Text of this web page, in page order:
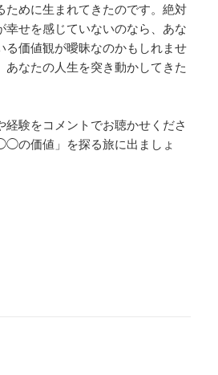
ために生まれてきたのです。絶対
幸せを感じていないのなら、あな
る価値観が曖昧なのかもしれませ
あなたの人生を突き動かしてきた
経験をコメントでお聴かせくださ
の価値」を探る旅に出ましょ